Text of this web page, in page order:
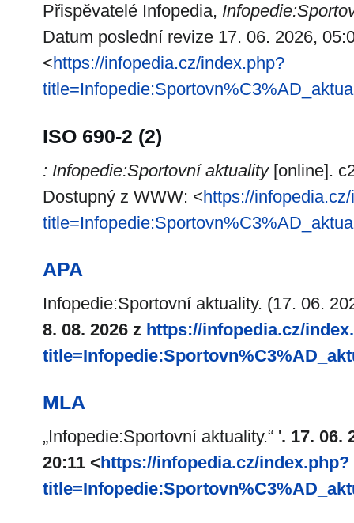
Přispěvatelé Infopedia,
Datum poslední revize 17. 06. 2026,
<https://infopedia.cz/index.php?
ISO 690-2 (2)
: Infopedie:Sportovní aktuality[online].
Dostupný z WWW: <https://
APA
Infopedie:Sportovní aktuality. (17. 06.
8. 08. 2026 z https://infopedia.cz/
MLA
„Infopedie:Sportovní aktuality.“ '. 17. 06.
20:11 < https://infopedia.cz/index.php?